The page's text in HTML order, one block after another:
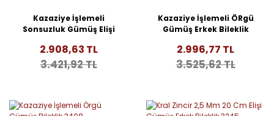
Kazaziye İşlemeli
Sonsuzluk Gümüş Elişi
2.908,63 TL
3.421,92 TL
Kazaziye İşlemeli ÖRgü
Gümüş Erkek Bileklik
2.996,77 TL
3.525,62 TL